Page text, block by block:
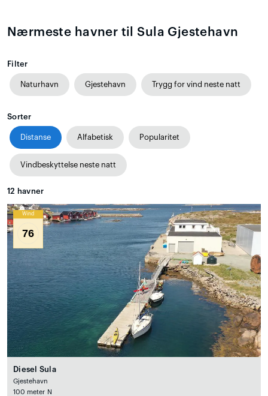
Nærmeste havner til Sula Gjestehavn
Filter
Naturhavn Gjestehavn Trygg for vind neste natt
Sorter
Distanse Alfabetisk Popularitet
Vindbeskyttelse neste natt
12 havner
Wind
76
Diesel Sula
Gjestehavn
100 meter N